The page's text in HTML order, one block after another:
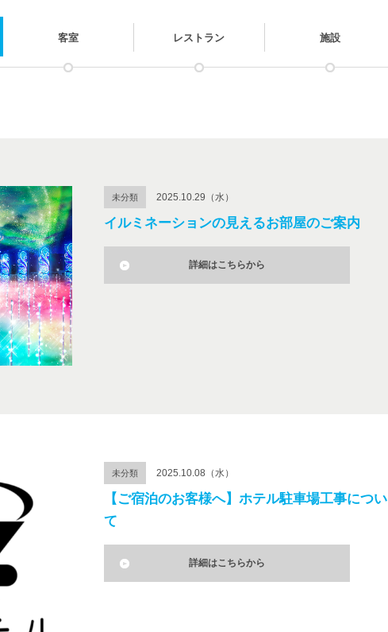
客室 レストラン 施設
未分類 2025.10.29（水）
イルミネーションの見えるお部屋のご案内
詳細はこちらから
未分類 2025.10.08（水）
【ご宿泊のお客様へ】ホテル駐車場工事につい
て
詳細はこちらから